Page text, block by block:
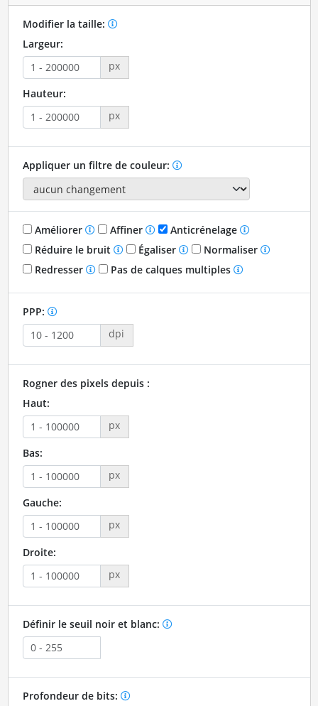
Modifier la taille:
Largeur:
px
Hauteur:
px
Appliquer un filtre de couleur:
Améliorer Affiner
Anticrénelage
Réduire le bruit
Égaliser
Normaliser
Redresser
Pas de calques multiples
PPP:
dpi
Rogner des pixels depuis :
Haut:
px
Bas:
px
Gauche:
px
Droite:
px
Définir le seuil noir et blanc:
Profondeur de bits: